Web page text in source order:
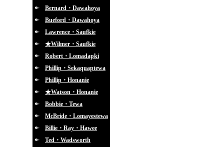
Bernard・Dawahoya
Bueford・Dawahoya
Lawrence・Saufkie
★Wilmer・Saufkie
Robert・Lomadapki
Phillip・Sekaquaptewa
Phillip・Honanie
★Watson・Honanie
Bobbie・Tewa
McBride・Lomayestewa
Billie・Ray・Hawee
Ted・Wadsworth